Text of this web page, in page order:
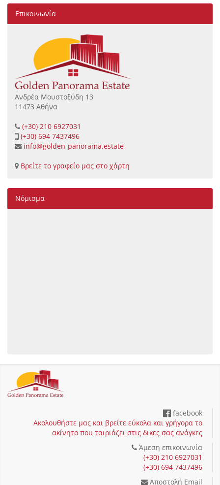
Επικοινωνία
Ανδρέα Μουστοξύδη 13
11473 Αθήνα
(+30) 210 6927031
(+30) 694 7437496
info@golden-panorama.estate
Βρείτε το γραφείο μας στο χάρτη
Νόμισμα
facebook
Ακολουθήστε μας και βρείτε εύκολα και γρήγορα το
ακίνητο που ταιριάζει στις δικες σας ανάγκες
Άμεση επικοινωνία
(+30) 210 6927031
(+30) 694 7437496
Αποστολή Email